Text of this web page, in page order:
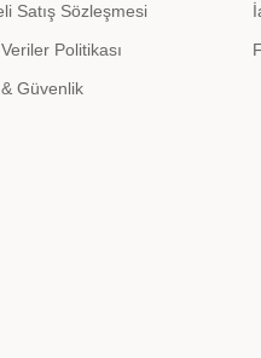
Satış Sözleşmesi
Politikası
Güvenlik